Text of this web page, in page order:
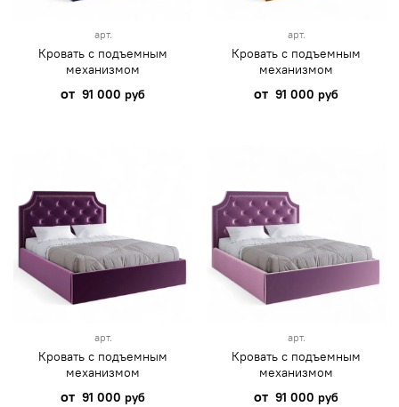
арт.
Кровать с подъемным
механизмом
от 91 000 руб
арт.
Кровать с подъемным
механизмом
от 91 000 руб
арт.
Кровать с подъемным
механизмом
от 91 000 руб
арт.
Кровать с подъемным
механизмом
от 91 000 руб